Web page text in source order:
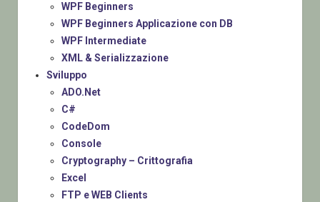
WPF Beginners
WPF Beginners Applicazione con DB
WPF Intermediate
XML & Serializzazione
Sviluppo
ADO.Net
C#
CodeDom
Console
Cryptography – Crittografia
Excel
FTP e WEB Clients